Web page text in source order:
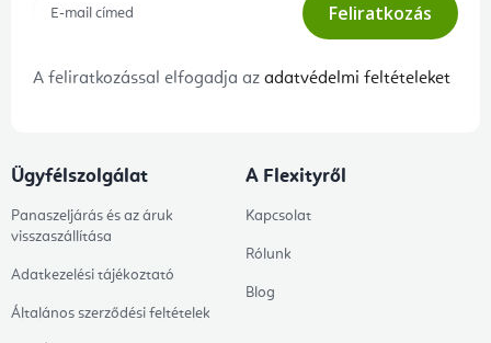
Feliratkozás
A feliratkozással elfogadja az adatvédelmi feltételeket
Ügyfélszolgálat
Panaszeljárás és az áruk
visszaszállítása
Adatkezelési tájékoztató
Általános szerződési feltételek
A Flexityről
Kapcsolat
Rólunk
Blog